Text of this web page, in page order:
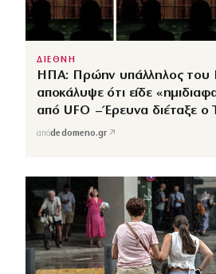
ΔΙΕΘΝΗ
ΗΠΑ: Πρώην υπάλληλος του
αποκάλυψε ότι είδε
από UFO – Έρευνα διέταξε ο
απόdedomeno.gr ↗